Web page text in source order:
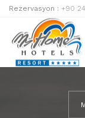
Rezervasyon : +90